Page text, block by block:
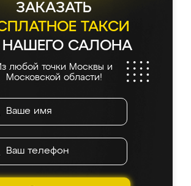
ЗАКАЗАТЬ
ТАКСИ
САЛОНА
любой точки Москвы и
Московской области!